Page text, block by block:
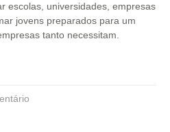
escolas, universidades, empresas
jovens preparados para um
tanto necessitam.